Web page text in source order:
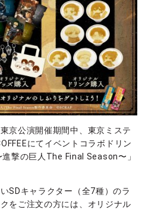
京公演開催期間中、東京ミステ
にてイベントコラボドリン
撃の巨人The Final Season〜」
SDキャラクター（全7種）のラ
をご注文の方には、オリジナル